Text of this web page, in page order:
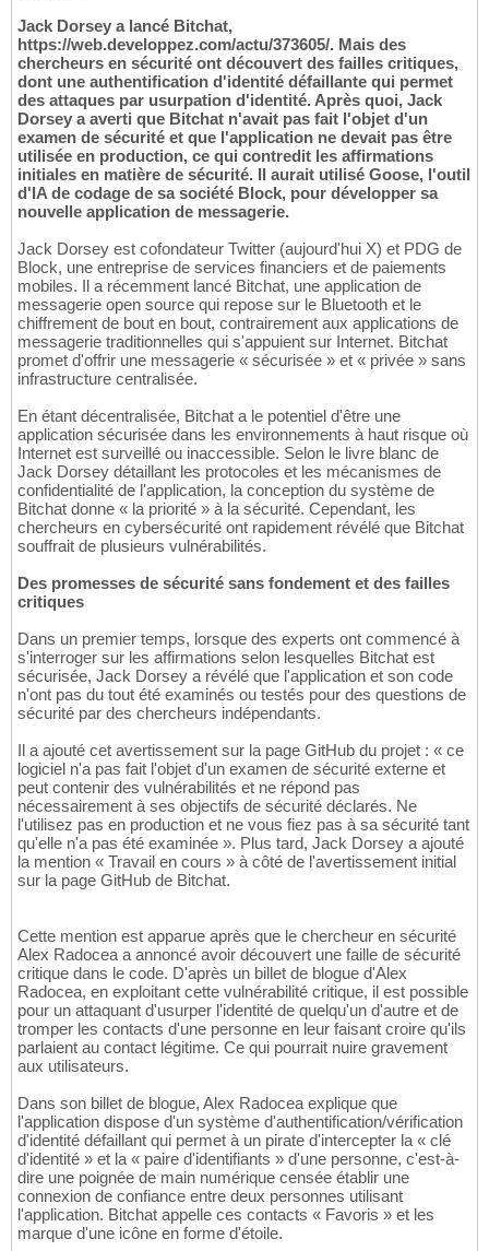
Jack Dorsey a lancé Bitchat,
https://web.developpez.com/actu/373605/. Mais des
chercheurs en sécurité ont découvert des failles critiques,
dont une authentification d'identité défaillante qui permet
des attaques par usurpation d'identité. Après quoi, Jack
Dorsey a averti que Bitchat n'avait pas fait l'objet d'un
examen de sécurité et que l'application ne devait pas être
utilisée en production, ce qui contredit les affirmations
initiales en matière de sécurité. Il aurait utilisé Goose, l'outil
d'IA de codage de sa société Block, pour développer sa
nouvelle application de messagerie.
Jack Dorsey est cofondateur Twitter (aujourd'hui X) et PDG de
Block, une entreprise de services financiers et de paiements
mobiles. Il a récemment lancé Bitchat, une application de
messagerie open source qui repose sur le Bluetooth et le
chiffrement de bout en bout, contrairement aux applications de
messagerie traditionnelles qui s'appuient sur Internet. Bitchat
promet d'offrir une messagerie « sécurisée » et « privée » sans
infrastructure centralisée.
En étant décentralisée, Bitchat a le potentiel d'être une
application sécurisée dans les environnements à haut risque où
Internet est surveillé ou inaccessible. Selon le livre blanc de
Jack Dorsey détaillant les protocoles et les mécanismes de
confidentialité de l'application, la conception du système de
Bitchat donne « la priorité » à la sécurité. Cependant, les
chercheurs en cybersécurité ont rapidement révélé que Bitchat
souffrait de plusieurs vulnérabilités.
Des promesses de sécurité sans fondement et des failles
critiques
Dans un premier temps, lorsque des experts ont commencé à
s'interroger sur les affirmations selon lesquelles Bitchat est
sécurisée, Jack Dorsey a révélé que l'application et son code
n'ont pas du tout été examinés ou testés pour des questions de
sécurité par des chercheurs indépendants.
Il a ajouté cet avertissement sur la page GitHub du projet : « ce
logiciel n'a pas fait l'objet d'un examen de sécurité externe et
peut contenir des vulnérabilités et ne répond pas
nécessairement à ses objectifs de sécurité déclarés. Ne
l'utilisez pas en production et ne vous fiez pas à sa sécurité tant
qu'elle n'a pas été examinée ». Plus tard, Jack Dorsey a ajouté
la mention « Travail en cours » à côté de l'avertissement initial
sur la page GitHub de Bitchat.
Cette mention est apparue après que le chercheur en sécurité
Alex Radocea a annoncé avoir découvert une faille de sécurité
critique dans le code. D'après un billet de blogue d'Alex
Radocea, en exploitant cette vulnérabilité critique, il est possible
pour un attaquant d'usurper l'identité de quelqu'un d'autre et de
tromper les contacts d'une personne en leur faisant croire qu'ils
parlaient au contact légitime. Ce qui pourrait nuire gravement
aux utilisateurs.
Dans son billet de blogue, Alex Radocea explique que
l'application dispose d'un système d'authentification/vérification
d'identité défaillant qui permet à un pirate d'intercepter la « clé
d'identité » et la « paire d'identifiants » d'une personne, c'est-à-
dire une poignée de main numérique censée établir une
connexion de confiance entre deux personnes utilisant
l'application. Bitchat appelle ces contacts « Favoris » et les
marque d'une icône en forme d'étoile.